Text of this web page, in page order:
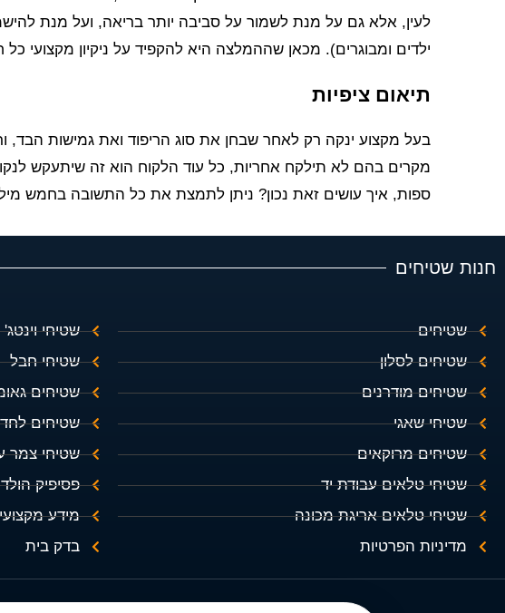
לעין, אלא גם על מנת לשמור על סביבה יותר בריאה, ועל מנת
ילדים ומבוגרים). מכאן שההמלצה היא להקפיד על ניקיון מקצועי כל
תיאום ציפיות
בעל מקצוע ינקה רק לאחר שבחן את סוג הריפוד ואת גמישות הבד,
מקרים בהם לא תילקח אחריות, כל עוד הלקוח הוא זה שיתעקש
ספות, איך עושים זאת נכון? ניתן לתמצת את כל התשובה בחמש
חנות שטיחים
שטיחים
שטיחים לסלון
שטיחים מודרנים
שטיחי שאגי
שטיחים מרוקאים
שטיחי טלאים עבודת יד
שטיחי טלאים אריגת מכונה
מדיניות הפרטיות
שטיחי וינטג'
שטיחי חבל
שטיחים
שטיחים
שטיחי צמר
פסיפיק
מידע
בדק בית